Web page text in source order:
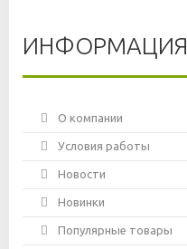
ИНФОРМАЦИЯ
О компании
Условия работы
Новости
Новинки
Популярные товары